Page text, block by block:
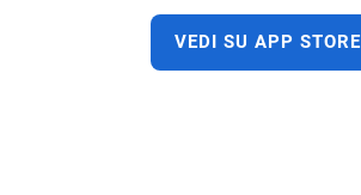
VEDI SU APP STORE